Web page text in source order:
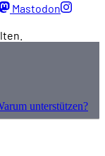
Mastodon
unterstützen?